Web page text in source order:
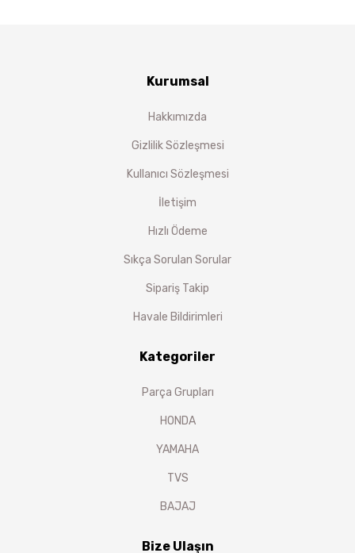
Kurumsal
Hakkımızda
Gizlilik Sözleşmesi
Kullanıcı Sözleşmesi
İletişim
Hızlı Ödeme
Sıkça Sorulan Sorular
Sipariş Takip
Havale Bildirimleri
Kategoriler
Parça Grupları
HONDA
YAMAHA
TVS
BAJAJ
Bize Ulaşın